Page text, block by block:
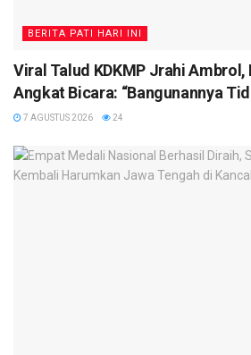
BERITA PATI HARI INI
Viral Talud KDKMP Jrahi Ambrol,
Angkat Bicara: “Bangunannya
7 AGUSTUS 2026 24